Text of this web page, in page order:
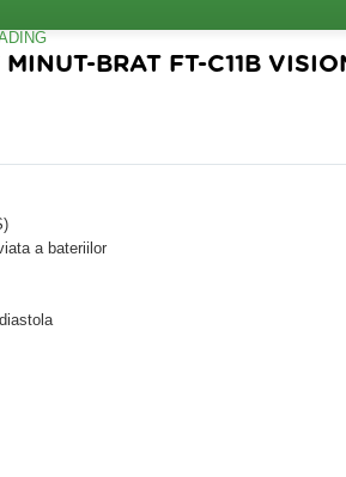
BRAT FT-C11B
a bateriilor